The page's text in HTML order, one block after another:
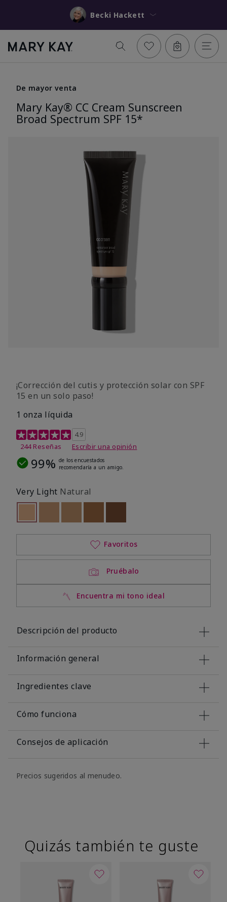
Becki Hackett
De mayor venta
Mary Kay® CC Cream Sunscreen
Broad Spectrum SPF 15*
¡Corrección del cutis y protección solar con SPF
15 en un solo paso!
1 onza líquida
Calificación de clientes de 3,7 de 5
4.9
244 Reseñas
Escribir una opinión
99% de los encuestados
recomendaría a un amigo.
Very Light Natural
seleccionado
Out of stock
Pruébalo
Encuentra mi tono ideal
Favoritos
Descripción del producto
Información general
Ingredientes clave
Cómo funciona
Consejos de aplicación
Precios sugeridos al menudeo.
Quizás también te guste